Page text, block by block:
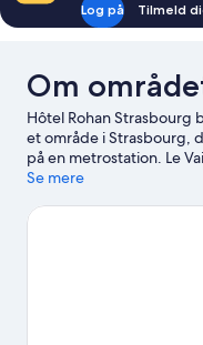
Log på Tilmeld
Om
Hôtel Rohan Strasbourg
et område i Strasbourg,
på en metrostation. Le
besøg værd, hvis
Mitte/Nord og Contades
Se mere